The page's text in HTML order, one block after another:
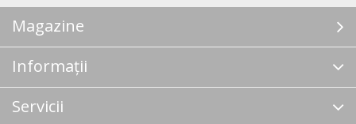
Magazine
Informații
Servicii